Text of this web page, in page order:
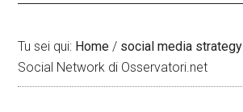
Tu sei qui: Home / social media strategy
Social Network di Osservatori.net